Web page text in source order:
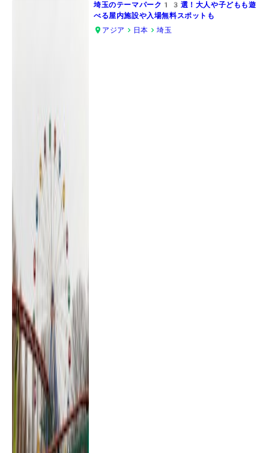
埼玉のテーマパーク13選！大人や子どもも遊
べる屋内施設や入場無料スポットも
アジア
日本 埼玉